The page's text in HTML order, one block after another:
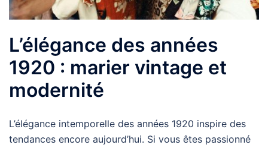
L’élégance des années
1920 : marier vintage et
modernité
L’élégance intemporelle des années 1920 inspire des
tendances encore aujourd’hui. Si vous êtes passionné